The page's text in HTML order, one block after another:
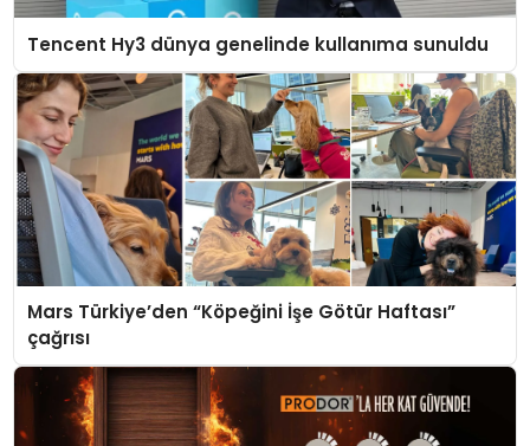
Tencent Hy3 dünya genelinde kullanıma sunuldu
Mars Türkiye’den “Köpeğini İşe Götür Haftası”
çağrısı